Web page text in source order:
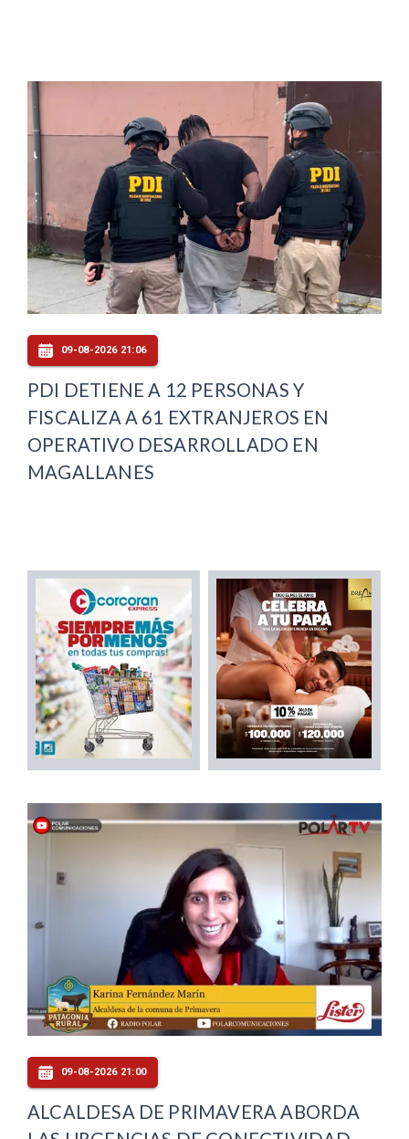
09-08-2026 21:06
PDI DETIENE A 12 PERSONAS Y
FISCALIZA A 61 EXTRANJEROS EN
OPERATIVO DESARROLLADO EN
MAGALLANES
09-08-2026 21:00
ALCALDESA DE PRIMAVERA ABORDA